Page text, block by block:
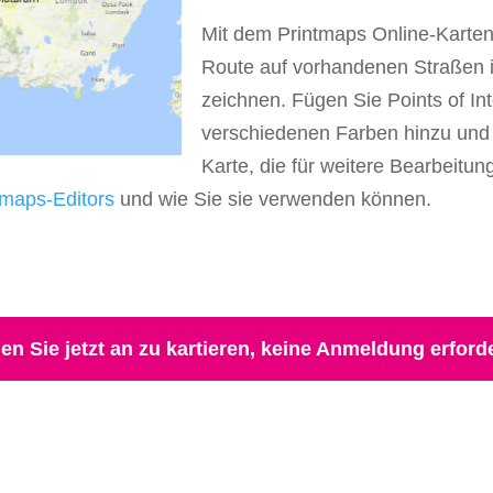
Mit dem Printmaps Online-
Route auf vorhandenen
zeichnen. Fügen Sie Points of
verschiedenen Farben hinzu
Karte, die für weitere
Editors und wie Sie sie verwenden können.
Sie jetzt an zu kartieren, keine Anmeldung